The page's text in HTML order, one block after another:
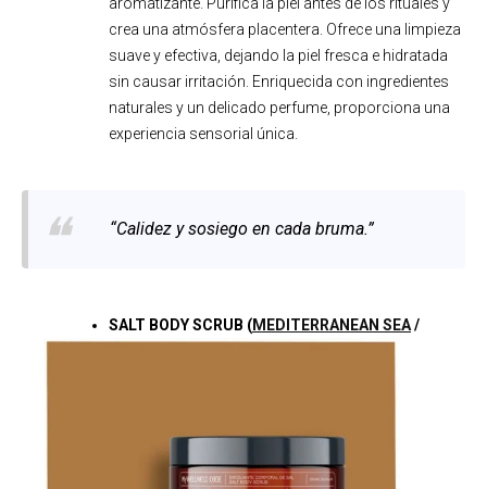
crea una atmósfera placentera. Ofrece una limpieza
suave y efectiva, dejando la piel fresca e hidratada
sin causar irritación. Enriquecida con ingredientes
naturales y un delicado perfume, proporciona una
experiencia sensorial única.
“Calidez y sosiego en cada bruma.”
SALT BODY SCRUB (MEDITERRANEAN SEA/